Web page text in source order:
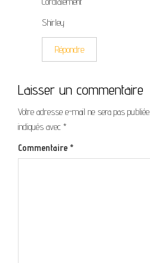
Shirley
Répondre
Laisser un commentaire
Votre adresse e-mail ne sera pas publiée.
indiqués avec *
Commentaire *